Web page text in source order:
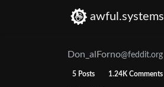
awful.systems
Don_alForno@feddit.org
5 Posts 1.24K Comments